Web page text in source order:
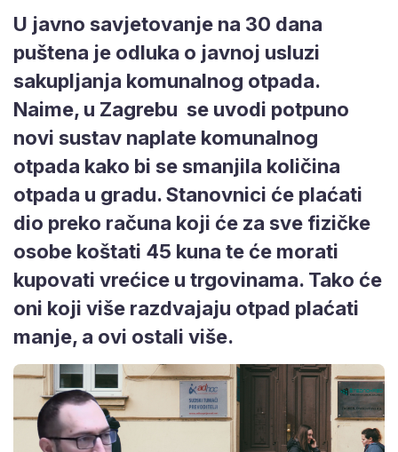
U javno savjetovanje na 30 dana
puštena je odluka o javnoj usluzi
sakupljanja komunalnog otpada.
Naime, u Zagrebu se uvodi potpuno
novi sustav naplate komunalnog
otpada kako bi se smanjila količina
otpada u gradu. Stanovnici će plaćati
dio preko računa koji će za sve fizičke
osobe koštati 45 kuna te će morati
kupovati vrećice u trgovinama. Tako će
oni koji više razdvajaju otpad plaćati
manje, a ovi ostali više.